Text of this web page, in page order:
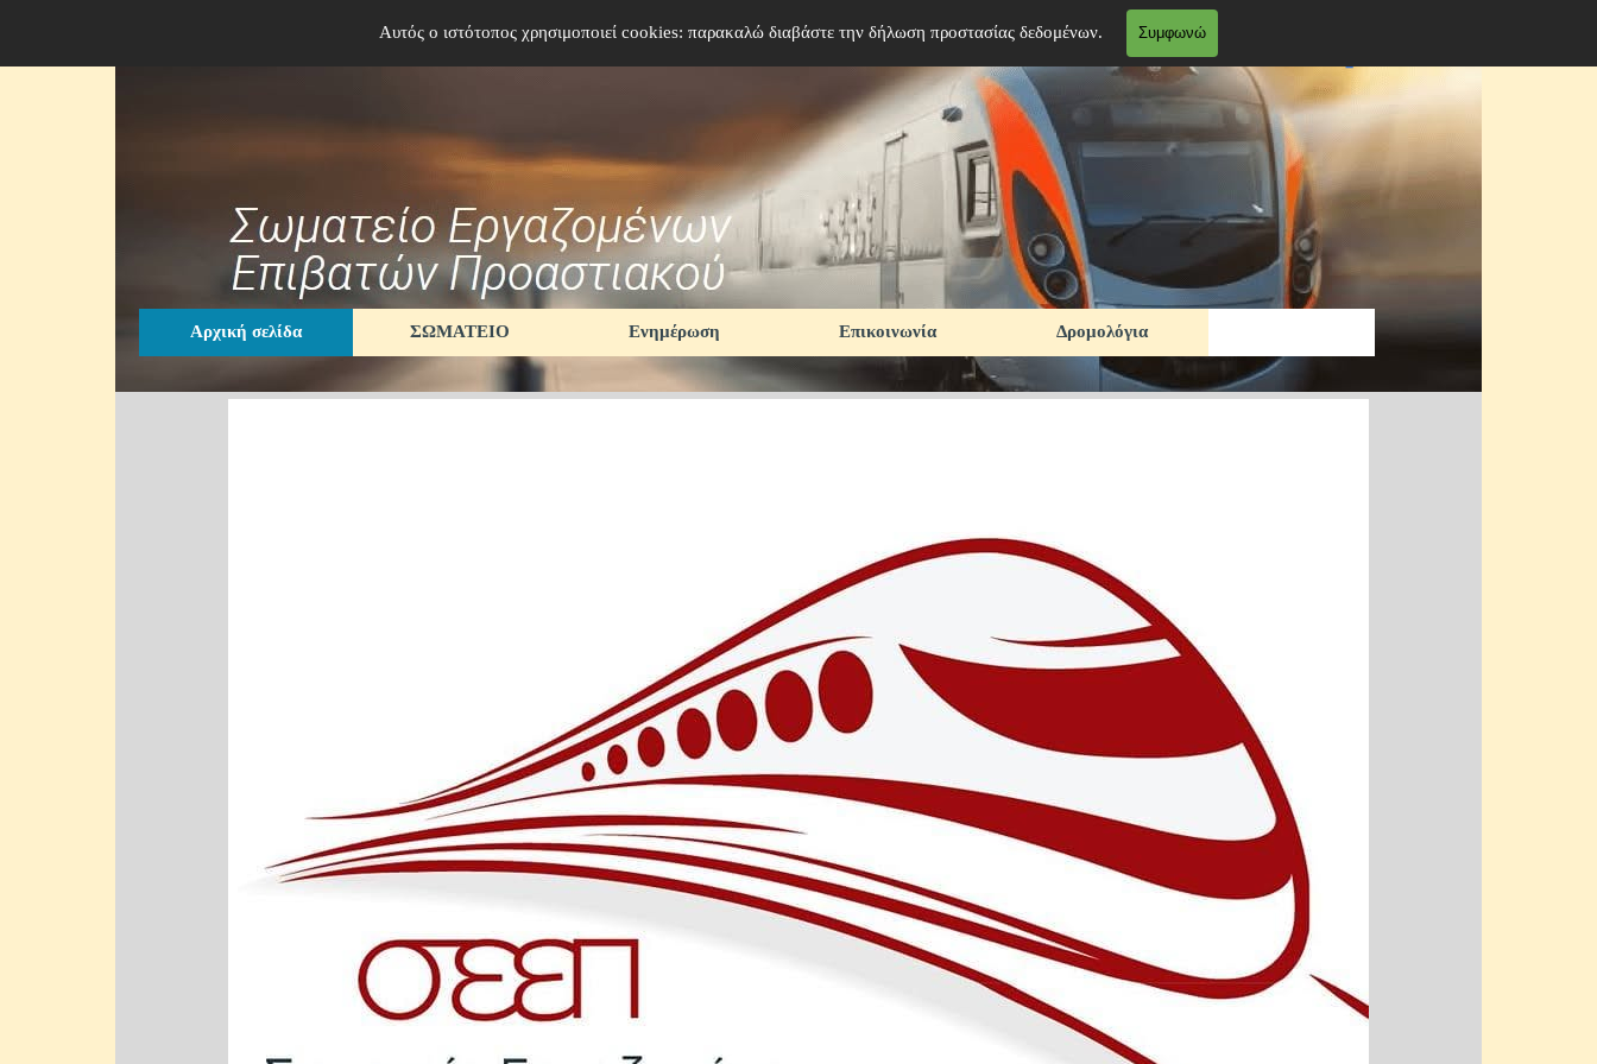
Αυτός ο ιστότοπος χρησιμοποιεί cookies: παρακαλώ διαβάστε την δήλωση προστασίας δεδομένων. Συμφωνώ
Αρχική σελίδα ΣΩΜΑΤΕΙΟ ▼
Ενημέρωση Επικοινωνία Δρομολόγια